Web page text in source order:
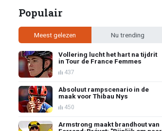
Populair
Meest gelezen Nu trending
Vollering lucht het hart na tijdrit
in Tour de France Femmes
437
Absoluut rampscenario in de
maak voor Thibau Nys
450
Armstrong maakt brandhout van